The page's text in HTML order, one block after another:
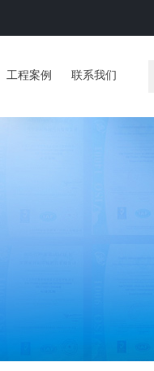
工程案例 联系我们